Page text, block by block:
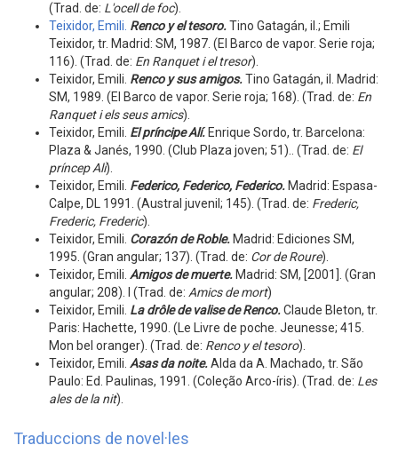
(Trad. de: L'ocell de foc).
Teixidor, Emili. Renco y el tesoro.Tino Gatagán, il.; Emili
Teixidor, tr. Madrid: SM, 1987. (El Barco de vapor. Serie roja;
116). (Trad. de: En Ranquet i el tresor).
Teixidor, Emili. Renco y sus amigos.Tino Gatagán, il. Madrid:
SM, 1989. (El Barco de vapor. Serie roja; 168). (Trad. de: En
Ranquet i els seus amics).
Teixidor, Emili. El príncipe Alí. Enrique Sordo, tr. Barcelona:
Plaza & Janés, 1990. (Club Plaza joven; 51).. (Trad. de: El
príncep Alí).
Teixidor, Emili. Federico, Federico, Federico. Madrid: Espasa-
Calpe, DL 1991. (Austral juvenil; 145). (Trad. de: Frederic,
Frederic, Frederic).
Teixidor, Emili. Corazón de Roble. Madrid: Ediciones SM,
1995. (Gran angular; 137). (Trad. de: Cor de Roure).
Teixidor, Emili. Amigos de muerte. Madrid: SM, [2001]. (Gran
angular; 208). I (Trad. de: Amics de mort)
Teixidor, Emili. La drôle de valise de Renco.Claude Bleton, tr.
Paris: Hachette, 1990. (Le Livre de poche. Jeunesse; 415.
Mon bel oranger). (Trad. de: Renco y el tesoro).
Teixidor, Emili. Asas da noite.Alda da A. Machado, tr. São
Paulo: Ed. Paulinas, 1991. (Coleção Arco-íris). (Trad. de: Les
ales de la nit).
Traduccions de novel·les